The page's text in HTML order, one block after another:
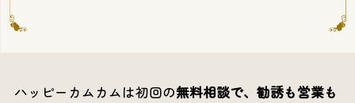
ハッピーカムカムは初回の無料相談で、勧誘も営業も